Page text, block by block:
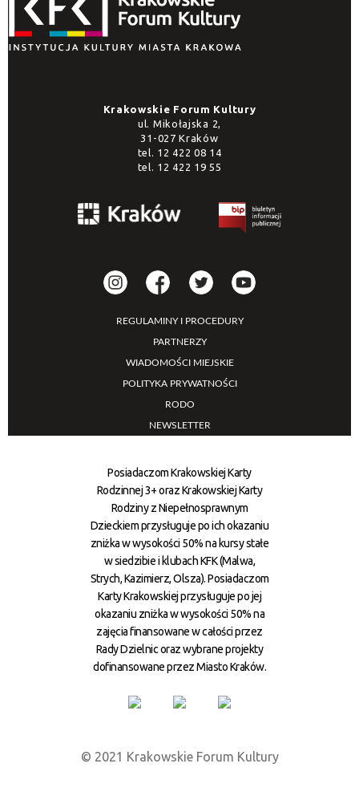
Krakowskie Forum Kultury
ul. Mikołajska 2,
31-027 Kraków
tel. 12 422 08 14
tel. 12 422 19 55
REGULAMINY I PROCEDURY
PARTNERZY
WIADOMOŚCI MIEJSKIE
POLITYKA PRYWATNOŚCI
RODO
NEWSLETTER
Posiadaczom Krakowskiej Karty
Rodzinnej 3+ oraz Krakowskiej Karty
Rodziny z Niepełnosprawnym
Dzieckiem przysługuje po ich okazaniu
zniżka w wysokości 50% na kursy stałe
w siedzibie i klubach KFK (Malwa,
Strych, Kazimierz, Olsza). Posiadaczom
Karty Krakowskiej przysługuje po jej
okazaniu zniżka w wysokości 50% na
zajęcia finansowane w całości przez
Rady Dzielnic oraz wybrane projekty
dofinansowane przez Miasto Kraków.
© 2021 Krakowskie Forum Kultury